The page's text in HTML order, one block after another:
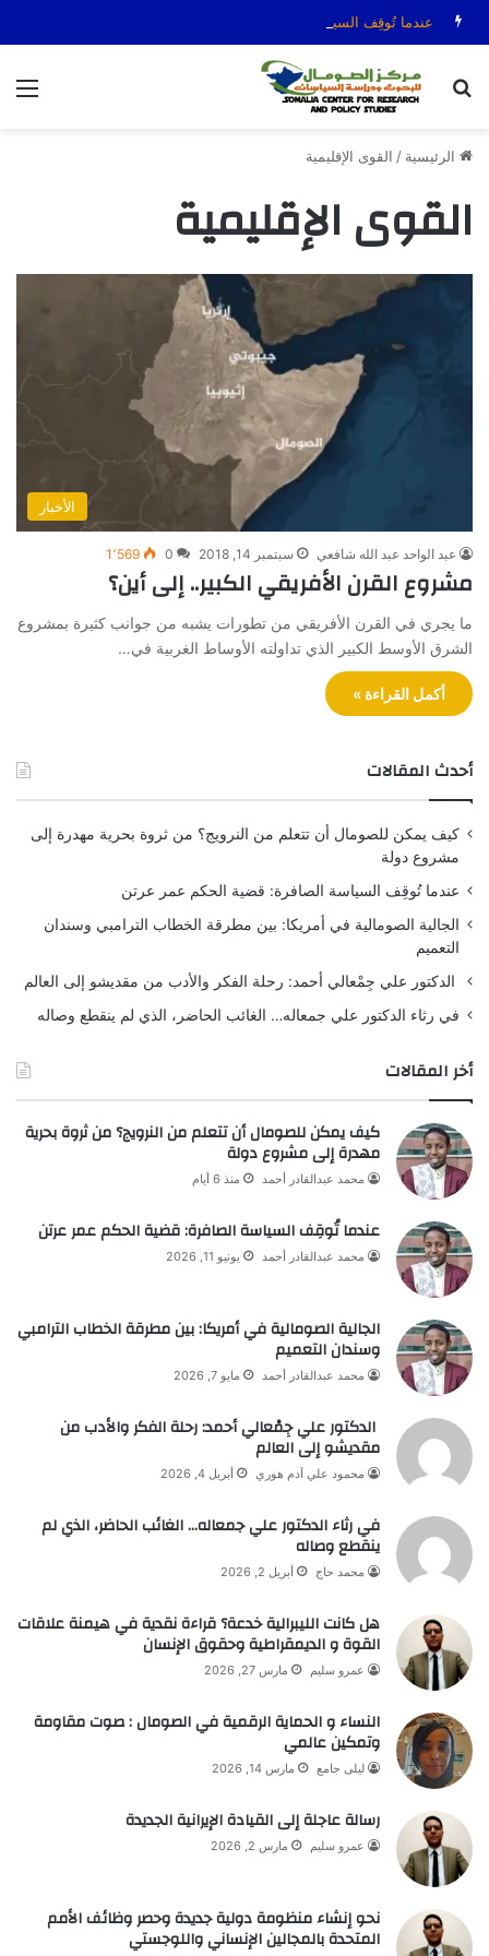
عندما تُوقِف السياسة الصافرة: قضية الحكم عمر عرتن
بحث عن
الرئيسية / القوى الإقليمية
القوى الإقليمية
الأخبار
عبد الواحد عبد الله شافعي سبتمبر 14, 2018 0 1٬569
مشروع القرن الأفريقي الكبير.. إلى أين؟
ما يجري في القرن الأفريقي من تطورات يشبه من جوانب كثيرة بمشروع
الشرق الأوسط الكبير الذي تداولته الأوساط الغربية في…
أكمل القراءة »
أحدث المقالات
كيف يمكن للصومال أن تتعلم من النرويج؟ من ثروة بحرية مهدرة إلى
مشروع دولة
عندما تُوقِف السياسة الصافرة: قضية الحكم عمر عرتن
الجالية الصومالية في أمريكا: بين مطرقة الخطاب الترامبي وسندان
التعميم
الدكتور علي جِمْعالي أحمد: رحلة الفكر والأدب من مقديشو إلى العالم
في رثاء الدكتور علي جمعاله… الغائب الحاضر، الذي لم ينقطع وصاله
أخر المقالات
كيف يمكن للصومال أن تتعلم من النرويج؟ من ثروة بحرية
مهدرة إلى مشروع دولة
محمد عبدالقادر أحمد منذ 6 أيام
عندما تُوقِف السياسة الصافرة: قضية الحكم عمر عرتن
محمد عبدالقادر أحمد يونيو 11, 2026
الجالية الصومالية في أمريكا: بين مطرقة الخطاب الترامبي
وسندان التعميم
محمد عبدالقادر أحمد مايو 7, 2026
الدكتور علي جِمْعالي أحمد: رحلة الفكر والأدب من
مقديشو إلى العالم
محمود علي آدم هوري أبريل 4, 2026
في رثاء الدكتور علي جمعاله… الغائب الحاضر، الذي لم
ينقطع وصاله
محمد حاج أبريل 2, 2026
هل كانت الليبرالية خدعة؟ قراءة نقدية في هيمنة علاقات
القوة و الديمقراطية وحقوق الإنسان
عمرو سليم مارس 27, 2026
النساء و الحماية الرقمية في الصومال : صوت مقاومة
وتمكين عالمي
ليلى جامع مارس 14, 2026
رسالة عاجلة إلى القيادة الإيرانية الجديدة
عمرو سليم مارس 2, 2026
نحو إنشاء منظومة دولية جديدة وحصر وظائف الأمم
المتحدة بالمجالين الإنساني واللوجستي